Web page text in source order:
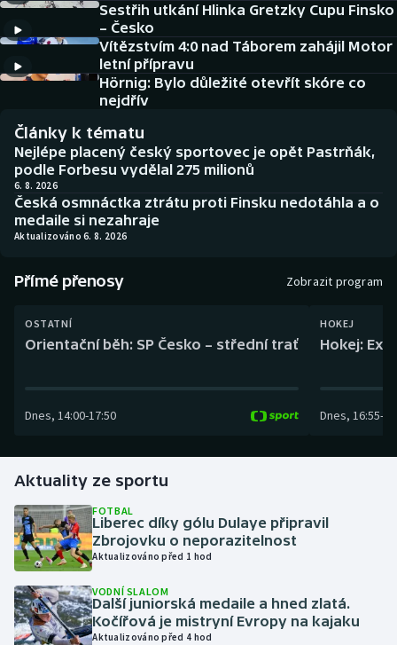
DALŠÍ SPORTY
Americký fotbal
Baseball a softbal
Basketbal
Biatlon
Boby a skeleton
Box
Curling
Golf
Gymnastika
Házená
Jezdectví
NEPŘEHLÉDNĚTE
Historické návraty
Aplikace ČT sport
AZ kvíz
Sestřih utkání Hlinka Gretzky Cupu Finsko
– Česko
Vítězstvím 4:0 nad Táborem zahájil Motor
letní přípravu
Hörnig: Bylo důležité otevřít skóre co
nejdřív
Články k tématu
Nejlépe placený český sportovec je opět Pastrňák,
podle Forbesu vydělal 275 milionů
6. 8. 2026
Česká osmnáctka ztrátu proti Finsku nedotáhla a o
medaile si nezahraje
Aktualizováno 6. 8. 2026
Přímé přenosy Zobrazit program
OSTATNÍ
Orientační běh: SP Česko – střední trať
Dnes, 14:00-17:50
HOKEJ
Hokej:
Dnes, 16:55-
Aktuality ze sportu
FOTBAL
Liberec díky gólu Dulaye připravil
Zbrojovku o neporazitelnost
Aktualizováno před 1 hod
VODNÍ SLALOM
Další juniorská medaile a hned zlatá.
Kočířová je mistryní Evropy na kajaku
Aktualizováno před 4 hod